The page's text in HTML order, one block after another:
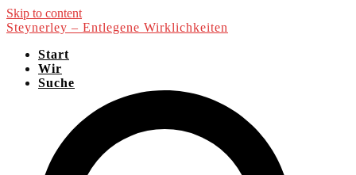
Skip to content
Steynerley – Entlegene Wirklichkeiten
Start
Wir
Suche